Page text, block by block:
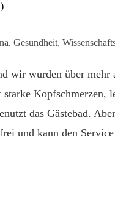
, Gesundheit,
wir wurden über
das Gästebad.
und kann den